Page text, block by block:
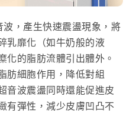
，產生快速震盪現象，將
乳靡化（如牛奶般的液
化的脂肪流體引出體外。
肪細胞作用，降低對組
音波震盪同時還能促進皮
有彈性，減少皮膚凹凸不